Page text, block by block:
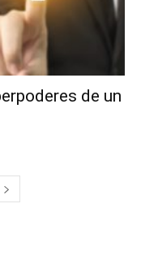
de un